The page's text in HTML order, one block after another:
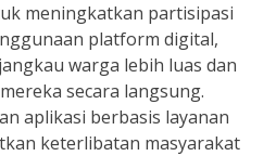
meningkatkan partisipasi
platform digital,
warga lebih luas dan
secara langsung.
aplikasi berbasis layanan
keterlibatan masyarakat